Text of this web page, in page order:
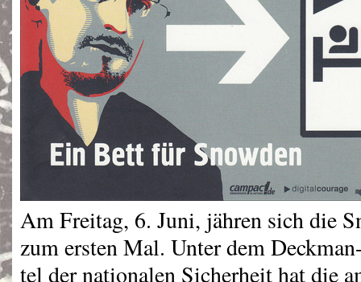
Am Freitag, 6. Juni, jähren sich die
zum ersten Mal. Unter dem
tel der nationalen Sicherheit hat die